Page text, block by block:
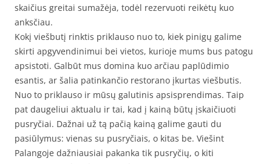
skaičius greitai sumažėja, todėl rezervuoti reikėtų kuo
anksčiau.
Kokį viešbutį rinktis priklauso nuo to, kiek pinigų galime
skirti apgyvendinimui bei vietos, kurioje mums bus patogu
apsistoti. Galbūt mus domina kuo arčiau paplūdimio
esantis, ar šalia patinkančio restorano įkurtas viešbutis.
Nuo to priklauso ir mūsų galutinis apsisprendimas. Taip
pat daugeliui aktualu ir tai, kad į kainą būtų įskaičiuoti
pusryčiai. Dažnai už tą pačią kainą galime gauti du
pasiūlymus: vienas su pusryčiais, o kitas be. Viešint
Palangoje dažniausiai pakanka tik pusryčių, o kiti